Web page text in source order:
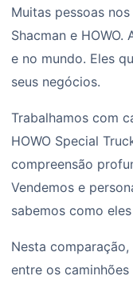
Muitas pessoas
Shacman e HOWO.
e no mundo. Eles
seus negócios.
Trabalhamos com
HOWO Special
compreensão
Vendemos e
sabemos como
Nesta
entre os caminhões